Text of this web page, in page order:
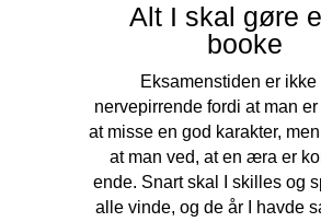
Alt I skal gøre
booke
Eksamenstiden er ikke
nervepirrende fordi at man
at misse en god karakter,
at man ved, at en æra er
ende. Snart skal I skilles og
alle vinde, og de år I havde